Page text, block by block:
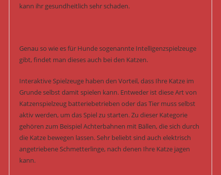
kann ihr gesundheitlich sehr schaden.
Genau so wie es für Hunde sogenannte Intelligenzspielzeuge
gibt, findet man dieses auch bei den Katzen.
Interaktive Spielzeuge haben den Vorteil, dass Ihre Katze im
Grunde selbst damit spielen kann. Entweder ist diese Art von
Katzenspielzeug batteriebetrieben oder das Tier muss selbst
aktiv werden, um das Spiel zu starten. Zu dieser Kategorie
gehören zum Beispiel Achterbahnen mit Bällen, die sich durch
die Katze bewegen lassen. Sehr beliebt sind auch elektrisch
angetriebene Schmetterlinge, nach denen Ihre Katze jagen
kann.